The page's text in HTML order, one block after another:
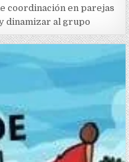
coordinación en parejas
dinamizar al grupo